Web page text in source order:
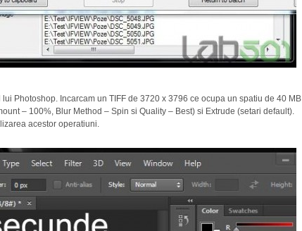
Photoshop. Incarcam un TIFF de 3720 x 3796 ce ocupa un spatiu de 40 MB
– 100%, Blur Method – Spin si Quality – Best) si Extrude (setari default).
acestor operatiuni.